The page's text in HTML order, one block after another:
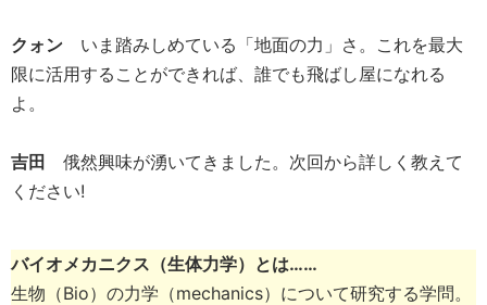
クォン いま踏みしめている「地面の力」さ。これを最大
限に活用することができれば、誰でも飛ばし屋になれる
よ。
吉田 俄然興味が湧いてきました。次回から詳しく教えて
ください!
バイオメカニクス（生体力学）とは……
生物（Bio）の力学（mechanics）について研究する学問。